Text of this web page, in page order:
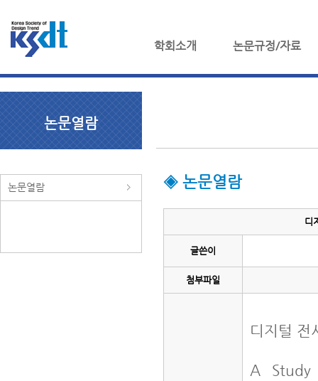
학회소개 논문규정/자료
논문열람
논문열람 ◈ 논문열람
디
글쓴이
첨부파일
디지털 전
A Study